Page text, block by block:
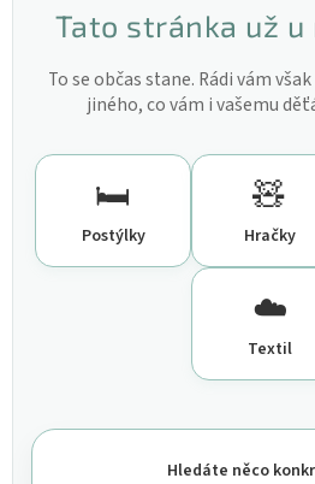
Tato stránka už u
To se občas stane. Rádi vám
jiného, co vám i vašemu
🛏️
Postýlky
🧸
Hračky
☁️
Textil
Hledáte něco